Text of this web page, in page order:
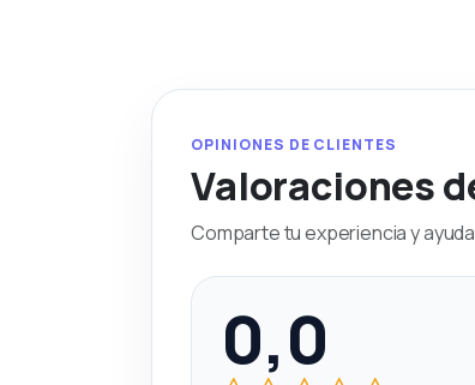
OPINIONES DE CLIENTES
Valoraciones
Comparte tu experiencia y
0,0